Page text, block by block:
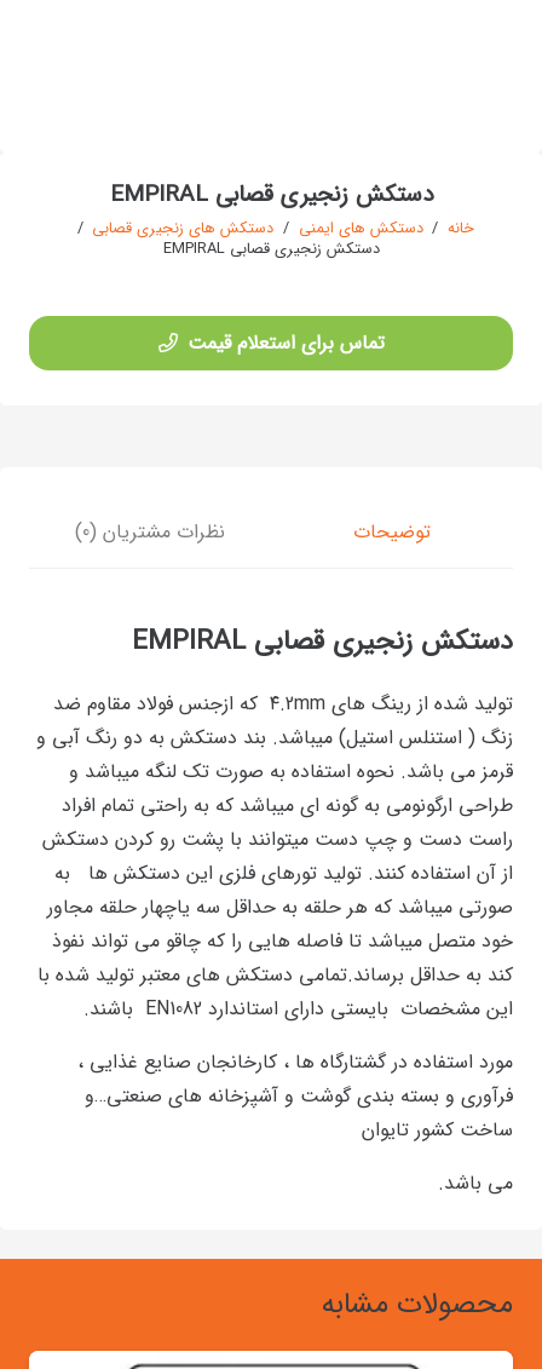
دستکش زنجیری قصابی EMPIRAL
خانه / دستکش های ایمنی / دستکش های زنجیری قصابی /
دستکش زنجیری قصابی EMPIRAL
تماس برای استعلام قیمت
توضیحات نظرات مشتریان (0)
دستکش زنجیری قصابی EMPIRAL
تولید شده از رینگ های ۴.2mm که ازجنس فولاد مقاوم ضد
زنگ ( استنلس استیل) میباشد. بند دستکش به دو رنگ آبی و
قرمز می باشد. نحوه استفاده به صورت تک لنگه میباشد و
طراحی ارگونومی به گونه ای میباشد که به راحتی تمام افراد
راست دست و چپ دست میتوانند با پشت رو کردن دستکش
از آن استفاده کنند. تولید تورهای فلزی این دستکش ها به
صورتی میباشد که هر حلقه به حداقل سه یاچهار حلقه مجاور
خود متصل میباشد تا فاصله هایی را که چاقو می تواند نفوذ
کند به حداقل برساند.تمامی دستکش های معتبر تولید شده با
این مشخصات بایستی دارای استاندارد EN1082 باشند.
مورد استفاده در گشتارگاه ها ، کارخانجان صنایع غذایی ،
فرآوری و بسته بندی گوشت و آشپزخانه های صنعتی…و
ساخت کشور تایوان
می باشد.
محصولات مشابه